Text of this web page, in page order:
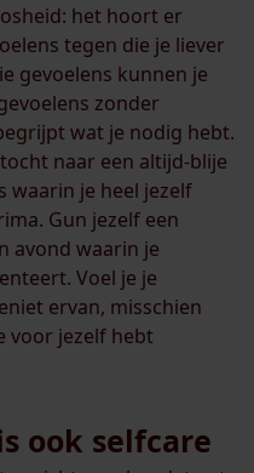
het hoort er
tegen die je liever
gevoelens kunnen je
zonder
wat je nodig hebt.
naar een altijd-blije
waarin je heel jezelf
Gun jezelf een
avond waarin je
Voel je je
ervan, misschien
voor jezelf hebt
ook selfcare